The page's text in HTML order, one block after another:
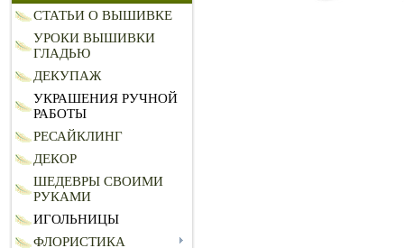
СТАТЬИ О ВЫШИВКЕ
УРОКИ ВЫШИВКИ
ГЛАДЬЮ
ДЕКУПАЖ
УКРАШЕНИЯ РУЧНОЙ
РАБОТЫ
РЕСАЙКЛИНГ
ДЕКОР
ШЕДЕВРЫ СВОИМИ
РУКАМИ
ИГОЛЬНИЦЫ
ФЛОРИСТИКА